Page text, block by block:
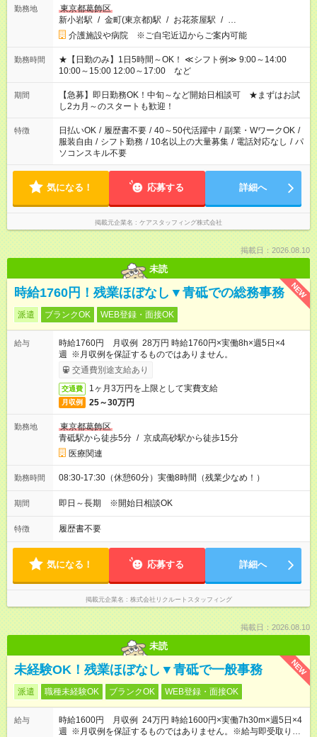
勤務地
東京都葛飾区
新小岩駅 / 金町(東京都)駅 / お花茶屋駅 / …
介護施設や病院 ※ご自宅近辺からご案内可能
勤務時間
★【日勤のみ】1日5時間～OK！ ≪シフト例≫ 9:00～14:00
10:00～15:00 12:00～17:00 など
期間
【急募】即日勤務OK！中旬～など開始日相談可 ★まずはお試
し2カ月～のスタートも歓迎！
特徴 日払いOK / 履歴書不要 / 40～50代活躍中 / 副業・WワークOK /
服装自由 / シフト勤務 / 10名以上の大量募集 / 電話対応なし / パ
ソコンスキル不要
気になる！ 応募する 詳細へ
掲載元企業名 ケアスタッフィング株式会社
掲載日：2026.08.10
未読
NEW
時給1760円！残業ほぼなし▼青砥での総務事務
派遣 ブランクOK WEB登録・面接OK
給与
時給1760円 月収例 28万円 時給1760円×実働8h×週5日×4
週 ※月収例を保証するものではありません。
交通費別途支給あり
交通費 1ヶ月3万円を上限として実費支給
月収例 25～30万円
勤務地
東京都葛飾区
青砥駅から徒歩5分 / 京成高砂駅から徒歩15分
医療関連
勤務時間 08:30-17:30（休憩60分）実働8時間（残業少なめ！）
期間 即日～長期 ※開始日相談OK
特徴 履歴書不要
気になる！ 応募する 詳細へ
掲載元企業名 株式会社リクルートスタッフィング
掲載日：2026.08.10
未読
NEW
未経験OK！残業ほぼなし▼青砥で一般事務
派遣 職種未経験OK ブランクOK WEB登録・面接OK
給与
時給1600円 月収例 24万円 時給1600円×実働7h30m×週5日×4
週 ※月収例を保証するものではありません。※給与即受取りサ